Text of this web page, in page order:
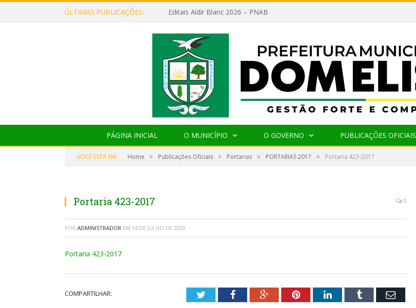
ÚLTIMAS PUBLICAÇÕES: Editais Aldir Blanc 2026 – PNAB
PÁGINA INICIAL O MUNICÍPIO O GOVERNO PUBLICAÇÕES OFICIAIS
VOCÊ ESTÁ EM: Home » Publicações Oficiais » Portarias » PORTARIAS 2017 » Portaria 423-2017
Portaria 423-2017 0
POR ADMINISTRADOR EM 14 DE JULHO DE 2020
Portaria 423-2017
COMPARTILHAR: TwitterFacebookGoogle+PinterestLinkedInTumblr Email